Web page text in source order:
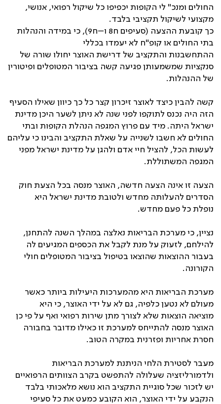
החולים ומנכ" לי הקופות יכפיפו כל שיקול רפואי, אנושי,
מקצועי לשיקול תקציבי בלבד.
כך קובעת ההצעה (סעיפים ח8 ו–ח9), כי במידה והנהלות
בתי החולים או קופ"ח לא יעמדו בכללי
ההתחשבנות והתקציב של דרישת האוצר יחולו שורה של
סנקציות שמשמעותן פגיעה קשה בציבור המטופלים ופיטורין
של ההנהלות.
קשה להבין כיצד לאוצר זיכרון קצר כל כך כיוון שאילו הסעיף
הזה היה נכנס לתוקפו לפני שנה לא ניתן לשער היכן מדינת
ישראל היתה. מיד עם פרוץ המגפה הנהלת הקופות ובתי
החולים לא חשבו לשנייה על שאלת התקציב והבינו כי עליהם
לעשות הכל, להציל חיי אדם ולהגן על מדינת ישראל מפני
המגפה המשתוללת.
הצעה זו אינה הצעה חדשה, האוצר מנסה בכל הצעת חוק
הסדרים להעלותה מחדש ולטובת מדינת ישראל היא
נופלת כל פעם מחדש.
נציין, כי מערכת הבריאות נאלצה במהלך השנה להתחנן,
להילחם, לזעוק על מנת לקבל את הכספים המגיעים לה
בעבור ההוצאות שהוצאו בטיפול בציבור המטופלים חולי
הקורונה.
מערכת הבריאות היא מהמערכות היעילות ביותר כאשר
מעולם לא נטען כלפיה, גם לא על ידי האוצר, כי היא
מוציאה הוצאות שלא לצורך מתן שירות רפואי ואף על פי כן
האוצר מנסה להתייחס למערכת זו כאילו מדובר בחבורה
חסרת אחריות ופזרנית במקרה הטוב.
מעבר לסטירת הלחי הניתנת למערכת הבריאות
ולדמורליזציה שעלולה להתפשט בקרב הצוותים הרפואיים
יש לזכור שכל סוגיית התקציב הוא נושא מלאכותי בלבד
הנקבע על ידי האוצר, הוא הקובע כמעט את כל סעיפי